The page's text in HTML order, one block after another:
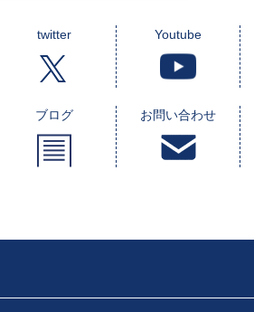
twitter Youtube
ブログ お問い合わせ